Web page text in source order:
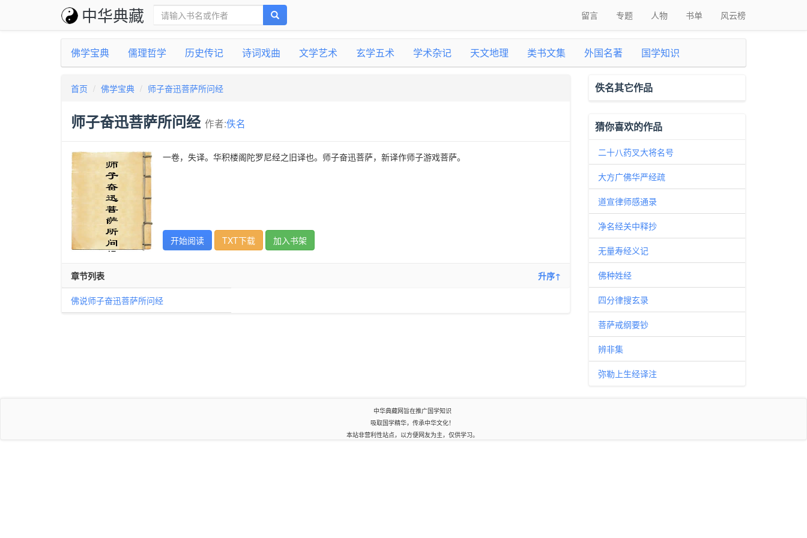
中华典藏 留言 专题 人物 书单 风云榜
佛学宝典 儒理哲学 历史传记 诗词戏曲 文学艺术 玄学五术 学术杂记 天文地理 类书文集 外国名著 国学知识
首页 佛学宝典 师子奋迅菩萨所问经
师子奋迅菩萨所问经 作者:佚名
一卷，失译。华积楼阁陀罗尼经之旧译也。师子奋迅菩萨，新译作师子游戏菩萨。
开始阅读 TXT下载 加入书架
章节列表 升序↑
佛说师子奋迅菩萨所问经
佚名其它作品
猜你喜欢的作品
二十八药叉大将名号
大方广佛华严经疏
道宣律师感通录
净名经关中释抄
无量寿经义记
佛种姓经
四分律搜玄录
菩萨戒纲要钞
辨非集
弥勒上生经译注
中华典藏网旨在推广国学知识
吸取国学精华，传承中华文化！
本站非营利性站点，以方便网友为主，仅供学习。